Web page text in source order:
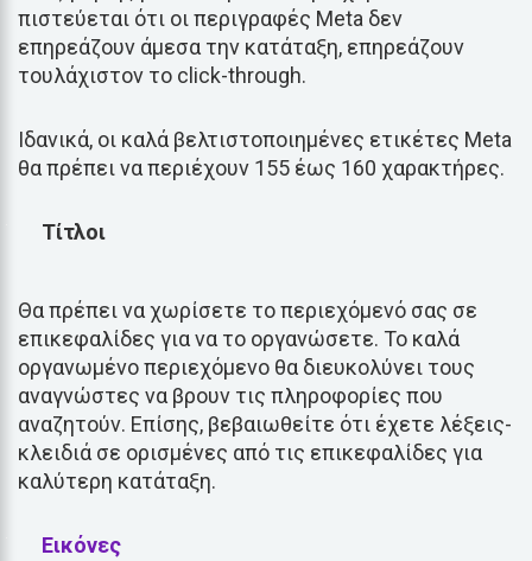
πιστεύεται ότι οι περιγραφές Meta δεν
επηρεάζουν άμεσα την κατάταξη, επηρεάζουν
τουλάχιστον το click-through.
Ιδανικά, οι καλά βελτιστοποιημένες ετικέτες Meta
θα πρέπει να περιέχουν 155 έως 160 χαρακτήρες.
Τίτλοι
Θα πρέπει να χωρίσετε το περιεχόμενό σας σε
επικεφαλίδες για να το οργανώσετε. Το καλά
οργανωμένο περιεχόμενο θα διευκολύνει τους
αναγνώστες να βρουν τις πληροφορίες που
αναζητούν. Επίσης, βεβαιωθείτε ότι έχετε λέξεις-
κλειδιά σε ορισμένες από τις επικεφαλίδες για
καλύτερη κατάταξη.
Εικόνες